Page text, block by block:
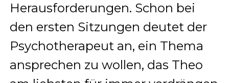
Herausforderungen. Schon bei
den ersten Sitzungen deutet der
Psychotherapeut an, ein Thema
ansprechen zu wollen, das Theo